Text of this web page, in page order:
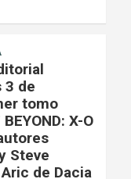
3 de
tomo
X-O
Steve
de Dacia